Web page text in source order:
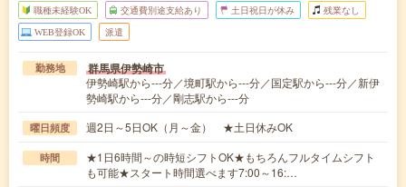
職種未経験OK 交通費別途支給あり 土日祝日が休み 残業なし
WEB登録OK 派遣
勤務地 群馬県伊勢崎市
伊勢崎駅から---分／境町駅から---分／国定駅から---分／新伊
勢崎駅から---分／剛志駅から---分
曜日頻度 週2日～5日OK（月～金） ★土日休みOK
時間
★1日6時間～の時短シフトOK★もちろんフルタイムシフト
も可能★スタート時間選べます7:00～16:…